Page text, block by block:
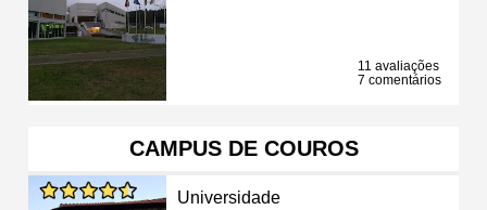
11 avaliações
7 comentários
CAMPUS DE COUROS
Universidade